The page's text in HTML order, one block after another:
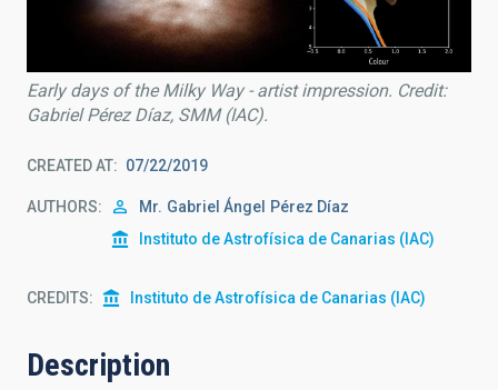
Early days of the Milky Way - artist impression. Credit:
Gabriel Pérez Díaz, SMM (IAC).
CREATED AT 07/22/2019
AUTHORS Mr. Gabriel Ángel Pérez Díaz
Instituto de Astrofísica de Canarias (IAC)
CREDITS Instituto de Astrofísica de Canarias (IAC)
Description